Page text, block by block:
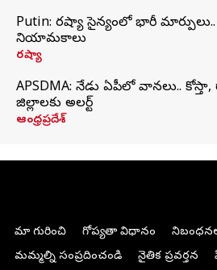
Putin: రష్యా సైన్యంలో భారీ మార్పులు..
నియామకాలు
రష్యా
APSDMA: నేడు ఏపీలో వానలు..
జిల్లాలకు అలర్ట్
ఆంధ్రప్రదేశ్
మా గురించి గోప్యతా విధానం
మమ్మల్ని సంప్రదించండి
నైతిక ప్రవర్తన